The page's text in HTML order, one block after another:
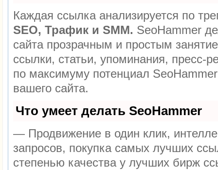
Каждая ссылка анализируется по
SEO, Трафик и SMM. SeoHammer
сайта прозрачным и простым
ссылки, статьи, упоминания, пресс-
по максимуму потенциал
вашего сайта.
Что умеет делать SeoHammer
— Продвижение в один клик,
запросов, покупка самых лучших
степенью качества у лучших бирж